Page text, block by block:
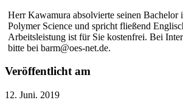
Herr Kawamura absolvierte seinen Bachelor
Polymer Science und spricht fließend
Arbeitsleistung ist für Sie kostenfrei. Bei
bitte bei barm@oes-net.de.
Veröffentlicht am
12. Juni. 2019